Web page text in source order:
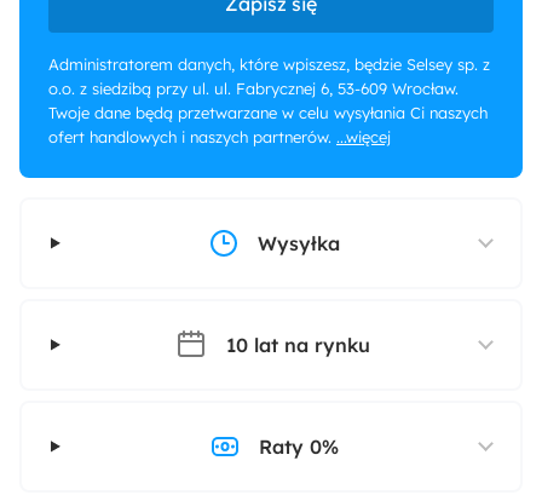
Administratorem danych, które wpiszesz, będzie Selsey sp. z
o.o. z siedzibą przy ul. ul. Fabrycznej 6, 53-609 Wrocław.
Twoje dane będą przetwarzane w celu wysyłania Ci naszych
ofert handlowych i naszych partnerów. ...więcej
Wysyłka
10 lat na rynku
Raty 0%